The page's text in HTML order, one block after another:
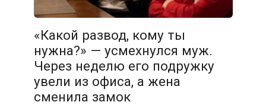
«Какой развод, кому ты
нужна?» — усмехнулся муж.
Через неделю его подружку
увели из офиса, а жена
сменила замок